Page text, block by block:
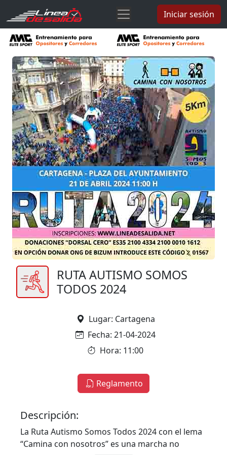
Iniciar sesión
RUTA AUTISMO SOMOS
TODOS 2024
Lugar: Cartagena
Fecha: 21-04-2024
Hora: 11:00
Reglamento
Descripción:
La Ruta Autismo Somos Todos 2024 con el lema
“Camina con nosotros” es una marcha no